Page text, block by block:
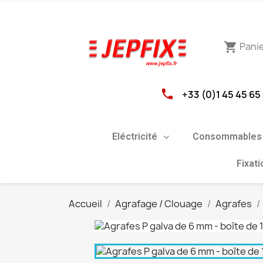
shopping_cart
phone +33 (0)1 45 45 65
Eléctricité
Accueil Agrafage / Clouage Agrafes